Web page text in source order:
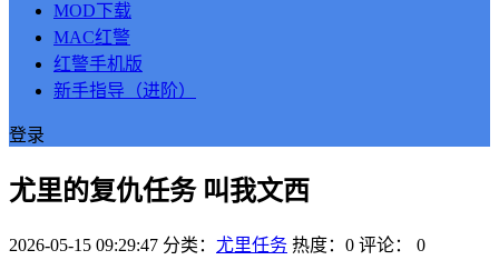
MOD下载
MAC红警
红警手机版
新手指导（进阶）
登录
尤里的复仇任务 叫我文西
2026-05-15 09:29:47 分类： 尤里任务 热度：0 评论：
0